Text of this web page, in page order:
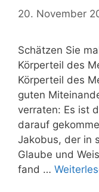
20. November
Schätzen Sie
Körperteil des
Körperteil des
guten
verraten: Es ist
darauf
Jakobus, der in
Glaube und
fand …